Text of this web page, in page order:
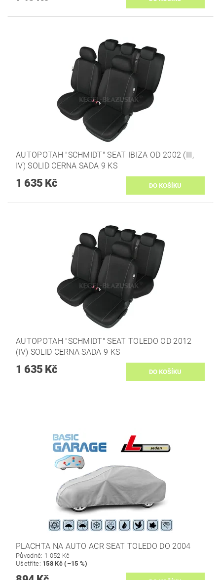
AUTOPOTAH "SCHMIDT" SEAT IBIZA OD 2002 (III,
IV) SOLID CERNA SADA 9 KS
1 635 Kč
AUTOPOTAH "SCHMIDT" SEAT TOLEDO OD 2012
(IV) SOLID CERNA SADA 9 KS
1 635 Kč
PLACHTA NA AUTO ACR SEAT TOLEDO DO 2004
Původně: 1 052 Kč
Ušetříte: 158 Kč (–15 %)